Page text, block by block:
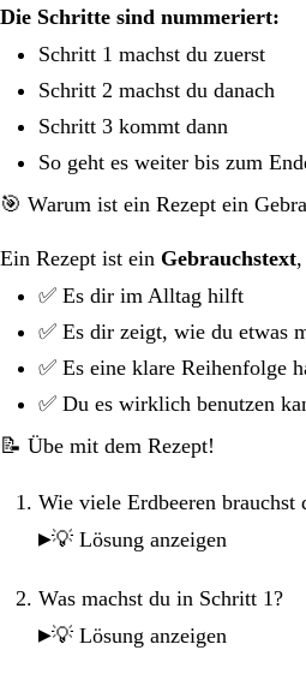
Die Schritte sind nummeriert:
Schritt 1 machst du zuerst
Schritt 2 machst du danach
Schritt 3 kommt dann
So geht es weiter bis zum
🎯 Warum ist ein Rezept ein
Ein Rezept ist ein Gebrauchstext
✅ Es dir im Alltag hilft
✅ Es dir zeigt, wie du etwas
✅ Es eine klare Reihenfolge
✅ Du es wirklich benutzen
📝 Übe mit dem Rezept!
Wie viele Erdbeeren brauchst
💡 Lösung anzeigen
Was machst du in Schritt 1?
💡 Lösung anzeigen